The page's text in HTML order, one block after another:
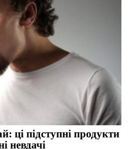
ці підступні продукти
невдачі